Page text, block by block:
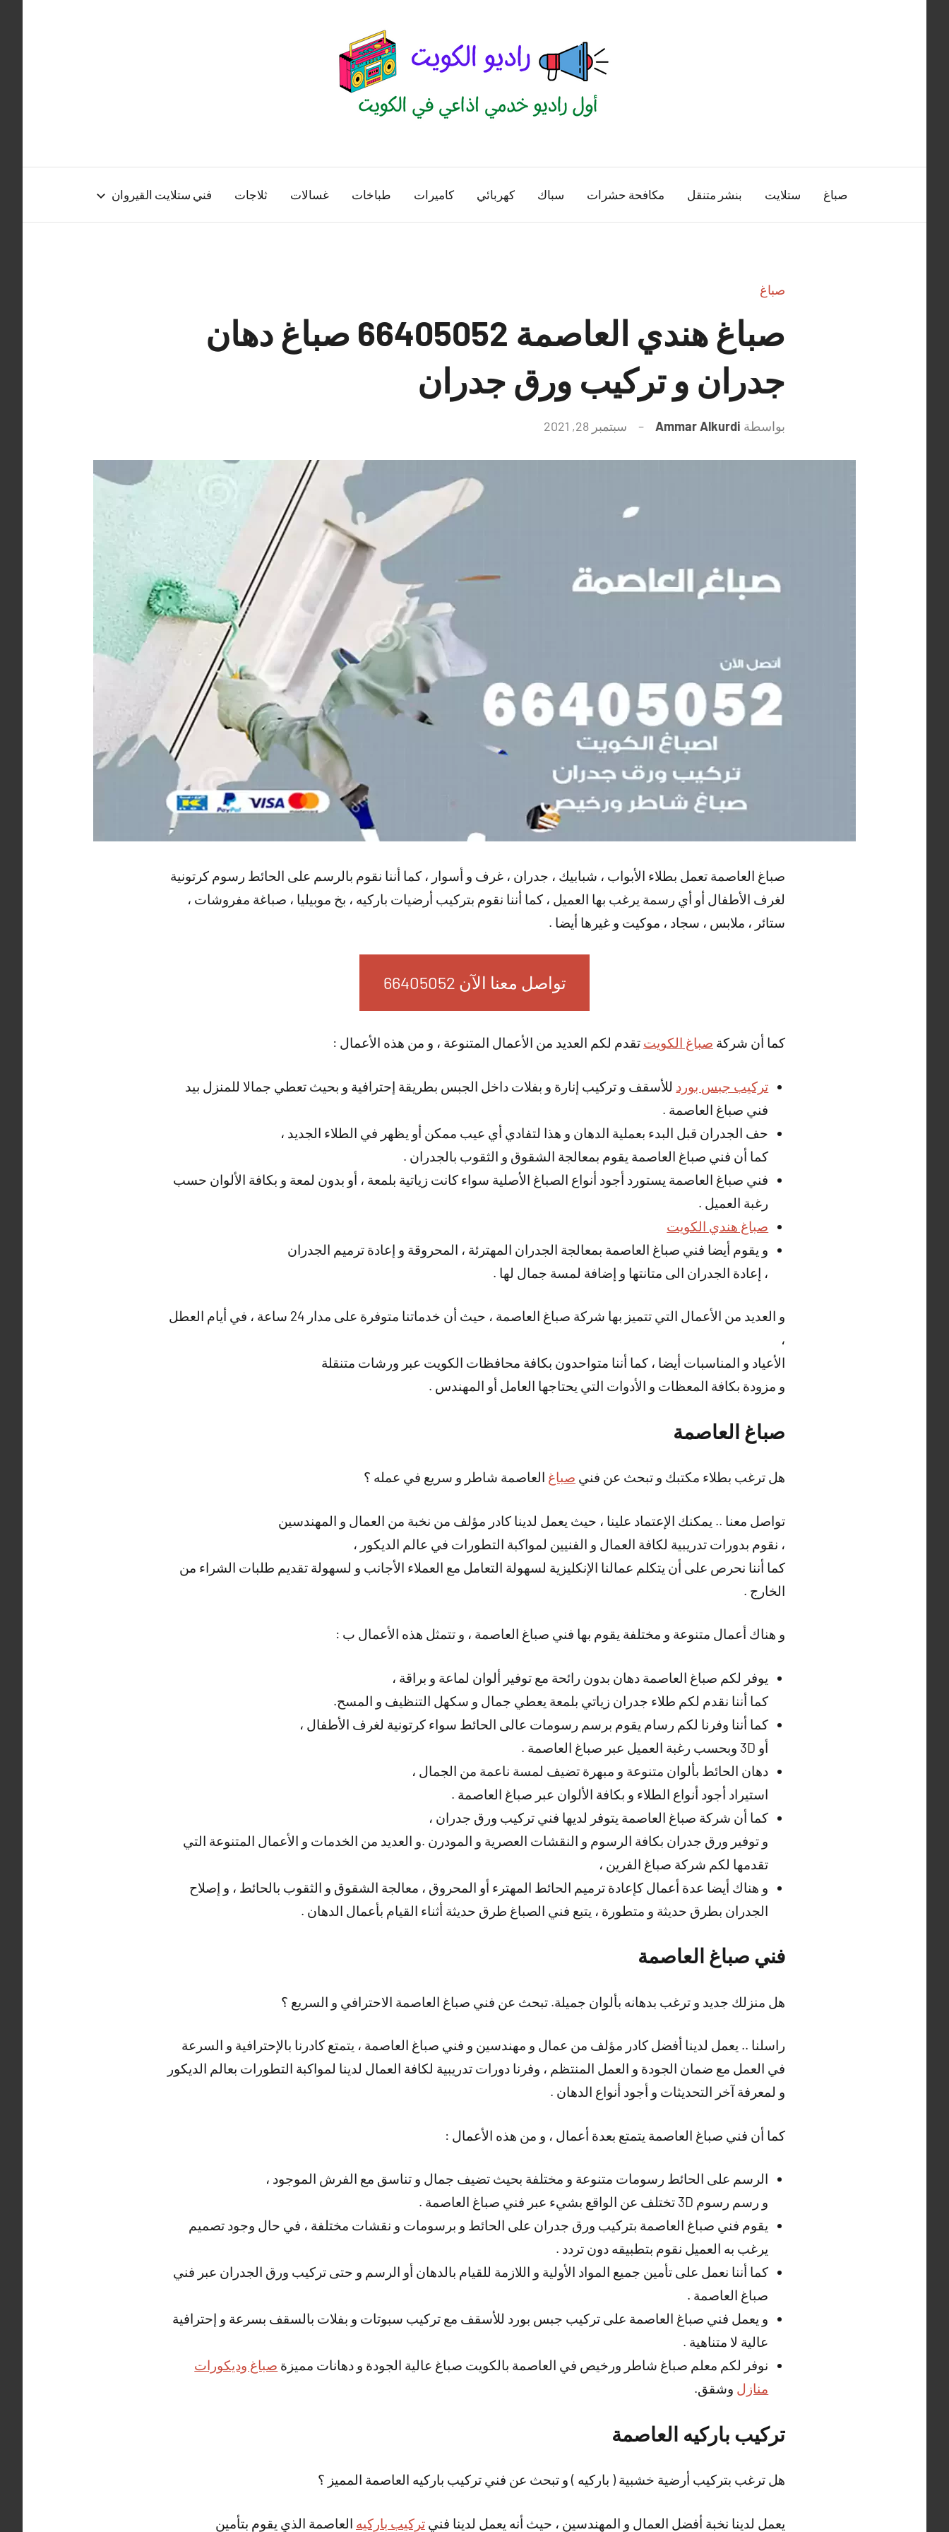
الكويت
منصة
اذاعية
صباغ ستلايت بنشر متنقل مكافحة حشرات سباك كهربائي كاميرات طباخات غسالات ثلاجات فني ستلايت القيروان
صباغ
صباغ هندي العاصمة 66405052 صباغ دهان
جدران و تركيب ورق جدران
بواسطة Ammar Alkurdi سبتمبر 28, 2021
صباغ العاصمة تعمل بطلاء الأبواب ، شبابيك ، جدران ، غرف و أسوار ، كما أننا نقوم بالرسم على الحائط رسوم كرتونية
لغرف الأطفال أو أي رسمة يرغب بها العميل ، كما أننا نقوم بتركيب أرضيات باركيه ، بخ موبيليا ، صباغة مفروشات ،
ستائر ، ملابس ، سجاد ، موكيت و غيرها أيضا .
تواصل معنا الآن 66405052
كما أن شركة صباغ الكويت تقدم لكم العديد من الأعمال المتنوعة ، و من هذه الأعمال :
تركيب جبس بورد للأسقف و تركيب إنارة و بفلات داخل الجبس بطريقة إحترافية و بحيث تعطي جمالا للمنزل بيد
فني صباغ العاصمة .
حف الجدران قبل البدء بعملية الدهان و هذا لتفادي أي عيب ممكن أو يظهر في الطلاء الجديد ،
كما أن فني صباغ العاصمة يقوم بمعالجة الشقوق و الثقوب بالجدران .
فني صباغ العاصمة يستورد أجود أنواع الصباغ الأصلية سواء كانت زياتية بلمعة ، أو بدون لمعة و بكافة الألوان حسب
رغبة العميل .
صباغ هندي الكويت
و يقوم أيضا فني صباغ العاصمة بمعالجة الجدران المهترئة ، المحروقة و إعادة ترميم الجدران
، إعادة الجدران الى متانتها و إضافة لمسة جمال لها .
و العديد من الأعمال التي تتميز بها شركة صباغ العاصمة ، حيث أن خدماتنا متوفرة على مدار 24 ساعة ، في أيام العطل
،
الأعياد و المناسبات أيضا ، كما أننا متواحدون بكافة محافظات الكويت عبر ورشات متنقلة
و مزودة بكافة المعظات و الأدوات التي يحتاجها العامل أو المهندس .
صباغ العاصمة
هل ترغب بطلاء مكتبك و تبحث عن فني صباغ العاصمة شاطر و سريع في عمله ؟
تواصل معنا .. يمكنك الإعتماد علينا ، حيث يعمل لدينا كادر مؤلف من نخبة من العمال و المهندسين
، نقوم بدورات تدريبية لكافة العمال و الفنيين لمواكبة التطورات في عالم الديكور ،
كما أننا نحرص على أن يتكلم عمالنا الإنكليزية لسهولة التعامل مع العملاء الأجانب و لسهولة تقديم طلبات الشراء من
الخارج .
و هناك أعمال متنوعة و مختلفة يقوم بها فني صباغ العاصمة ، و تتمثل هذه الأعمال ب :
يوفر لكم صباغ العاصمة دهان بدون رائحة مع توفير ألوان لماعة و براقة ،
كما أننا نقدم لكم طلاء جدران زياتي بلمعة يعطي جمال و سكهل التنظيف و المسح.
كما أننا وفرنا لكم رسام يقوم برسم رسومات عالى الحائط سواء كرتونية لغرف الأطفال ،
أو 3D وبحسب رغبة العميل عبر صباغ العاصمة .
دهان الحائط بألوان متنوعة و مبهرة تضيف لمسة ناعمة من الجمال ،
استيراد أجود أنواع الطلاء و بكافة الألوان عبر صباغ العاصمة .
كما أن شركة صباغ العاصمة يتوفر لديها فني تركيب ورق جدران ،
و توفير ورق جدران بكافة الرسوم و النقشات العصرية و المودرن .و العديد من الخدمات و الأعمال المتنوعة التي
تقدمها لكم شركة صباغ الفرين ،
و هناك أيضا عدة أعمال كإعادة ترميم الحائط المهترء أو المحروق ، معالجة الشقوق و الثقوب بالحائط ، و إصلاح
الجدران بطرق حديثة و متطورة ، يتبع فني الصباغ طرق حديثة أثناء القيام بأعمال الدهان .
فني صباغ العاصمة
هل منزلك جديد و ترغب بدهانه بألوان جميلة. تبحث عن فني صباغ العاصمة الاحترافي و السريع ؟
راسلنا .. يعمل لدينا أفضل كادر مؤلف من عمال و مهندسين و فني صباغ العاصمة ، يتمتع كادرنا بالإحترافية و السرعة
في العمل مع ضمان الجودة و العمل المنتظم ، وفرنا دورات تدريبية لكافة العمال لدينا لمواكبة التطورات بعالم الديكور
و لمعرفة آخر التحديثات و أجود أنواع الدهان .
كما أن فني صباغ العاصمة يتمتع بعدة أعمال ، و من هذه الأعمال :
الرسم على الحائط رسومات متنوعة و مختلفة بحيث تضيف جمال و تناسق مع الفرش الموجود ،
و رسم رسوم 3D تختلف عن الواقع بشيء عبر فني صباغ العاصمة .
يقوم فني صباغ العاصمة بتركيب ورق جدران على الحائط و برسومات و نقشات مختلفة ، في حال وجود تصميم
يرغب به العميل نقوم بتطبيقه دون تردد .
كما أننا نعمل على تأمين جميع المواد الأولية و اللازمة للقيام بالدهان أو الرسم و حتى تركيب ورق الجدران عبر فني
صباغ العاصمة .
و يعمل فني صباغ العاصمة على تركيب جبس بورد للأسقف مع تركيب سبوتات و بفلات بالسقف بسرعة و إحترافية
عالية لا متناهية .
نوفر لكم معلم صباغ شاطر ورخيص في العاصمة بالكويت صباغ عالية الجودة و دهانات مميزة صباغ وديكورات
منازل وشقق.
تركيب باركيه العاصمة
هل ترغب بتركيب أرضية خشبية ( باركيه ) و تبحث عن فني تركيب باركيه العاصمة المميز ؟
يعمل لدينا نخبة أفضل العمال و المهندسين ، حيث أنه يعمل لدينا فني تركيب باركيه العاصمة الذي يقوم بتأمين